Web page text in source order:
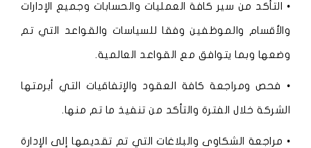
• التأكد من سير كافة العمليات والحسابات وجميع الإدارات
والأقسام والموظفين وفقا للسياسات والقواعد التي تم
وضعها وبما يتوافق مع القواعد العالمية.
• فحص ومراجعة كافة العقود والإتفاقيات التي أبرمتها
الشركة خلال الفترة والتأكد من تنفيذ ما تم منها.
• مراجعة الشكاوى والبلاغات التي تم تقديمها إلى الإدارة